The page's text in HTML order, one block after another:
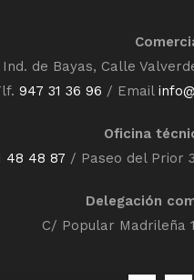
de Bayas, Calle
947 31 36 96 / Email
Oficina
48 48 87 / Paseo del Prior
Delegación
C/ Popular Madrileña